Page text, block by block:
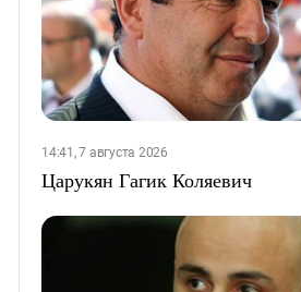
14:41, 7 августа 2026
Царукян Гагик Коляевич